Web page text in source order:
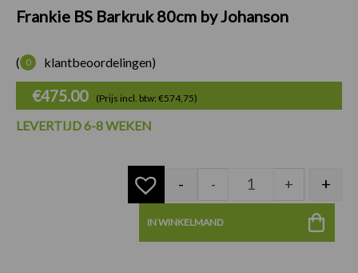
Frankie BS Barkruk 80cm by Johanson
( 0 klantbeoordelingen)
€475.00 (Prijs incl. btw: €574,75)
LEVERTIJD 6-8 WEKEN
- - + +
IN WINKELMAND